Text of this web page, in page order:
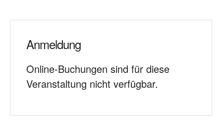
Anmeldung
Online-Buchungen sind für diese
Veranstaltung nicht verfügbar.